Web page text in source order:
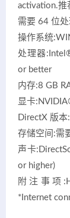
activation.推
需要 64 位
操作系统
处理器
or better
内存:8 GB
显卡
DirectX 版本
存储空间:需
声卡
or higher)
附注事项
*Internet